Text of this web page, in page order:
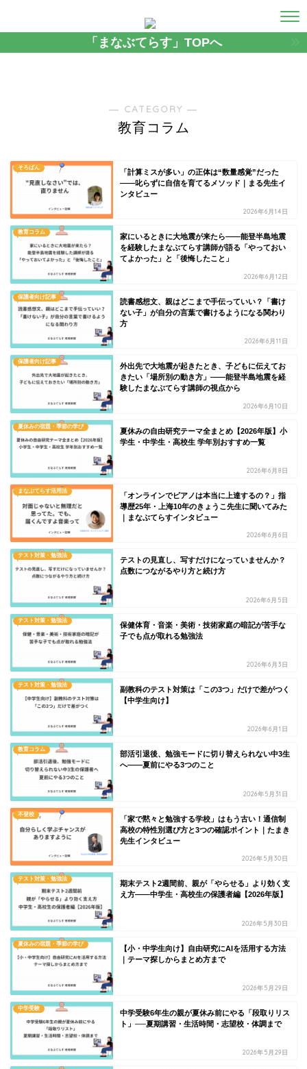
「まなぶてらす」TOPへ
― CATEGORY ―
教育コラム
そろばん
「計算ミスが多い」の正体は“数量感覚”だった
――叱らずに自信を育てるメソッド｜まる先生イ
ンタビュー
2026年6月14日
教育コラム
家にいるときに大地震が来たら——能登半島地震
を経験したまなぶてらす講師が語る「やっておい
てよかった」と「後悔したこと」
2026年6月12日
保護者向け記事
読書感想文、親はどこまで手伝っていい？「書け
ない子」が自分の言葉で書けるようになる関わり
方
2026年6月11日
保護者向け記事
外出先で大地震が起きたとき、子どもに伝えてお
きたい「場所別の動き方」——能登半島地震を経
験したまなぶてらす講師の視点から
2026年6月10日
夏休みの宿題・季節の学び
夏休みの自由研究テーマ全まとめ【2026年版】小
学生・中学生・高校生 学年別おすすめ一覧
2026年6月8日
まなぶてらす活用法
「オンラインでピアノは本当に上達するの？」指
導歴25年・上海10年のきょうこ先生に聞いてみた
｜まなぶてらすインタビュー
2026年6月6日
テスト対策・勉強法
テストの見直し、写すだけになっていませんか？
点数につながるやり方と続け方
2026年6月5日
テスト対策・勉強法
保健体育・音楽・美術・技術家庭の暗記が苦手な
子でも点が取れる勉強法
2026年6月3日
テスト対策・勉強法
副教科のテスト対策は「この3つ」だけで差がつく
【中学生向け】
2026年6月1日
教育コラム
部活引退後、勉強モードに切り替えられない中3生
へ——夏前にやる3つのこと
2026年5月31日
不登校
「家で黙々と勉強する学校」はもう古い！通信制
高校の特性別選び方と3つの確認ポイント｜たまき
先生インタビュー
2026年5月30日
テスト対策・勉強法
期末テスト2週間前、親が「やらせる」より効く支
え方——中学生・高校生の保護者編【2026年版】
2026年5月30日
夏休みの宿題・季節の学び
【小・中学生向け】自由研究にAIを活用する方法
｜テーマ探しからまとめ方まで
2026年5月29日
中学受験
中学受験6年生の親が夏休み前にやる「段取りリス
ト」──夏期講習・生活時間・志望校・体調まで
2026年5月29日